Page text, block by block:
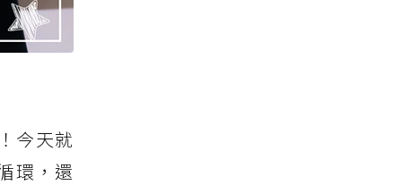
今天就
環，還